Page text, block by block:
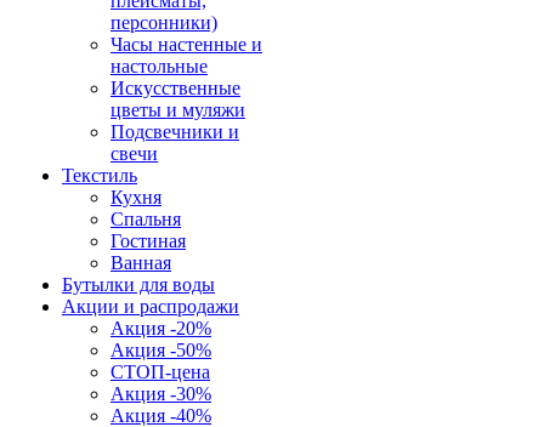
персонники)
Часы настенные и
настольные
Искусственные
цветы и муляжи
Подсвечники и
свечи
Текстиль
Кухня
Спальня
Гостиная
Ванная
Бутылки для воды
Акции и распродажи
Акция -20%
Акция -50%
СТОП-цена
Акция -30%
Акция -40%